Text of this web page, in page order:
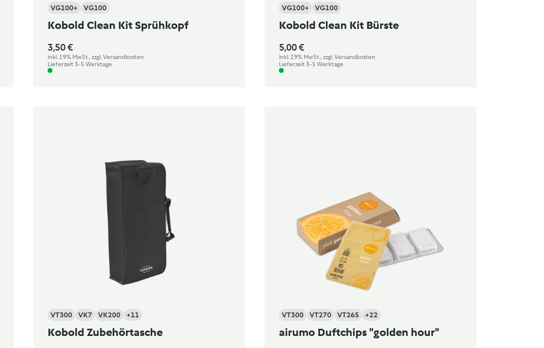
VG100+ VG100
Kobold Clean Kit Sprühkopf
3,50 €
inkl. 19% MwSt., zzgl. Versandkosten
Lieferzeit 3-5 Werktage
VG100+ VG100
Kobold Clean Kit Bürste
5,00 €
inkl. 19% MwSt., zzgl. Versandkosten
Lieferzeit 3-5 Werktage
VT300 VK7 VK200 +11
Kobold Zubehörtasche
VT300 VT270 VT265 +22
airumo Duftchips "golden hour"